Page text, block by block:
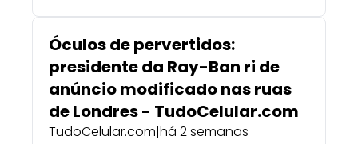
Óculos de pervertidos:
presidente da Ray-Ban ri de
anúncio modificado nas ruas
de Londres - TudoCelular.com
TudoCelular.com|há 2 semanas